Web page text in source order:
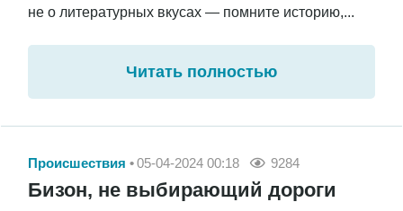
не о литературных вкусах — помните историю,...
Читать полностью
Происшествия 05-04-2024 00:18 9284
Бизон, не выбирающий дороги